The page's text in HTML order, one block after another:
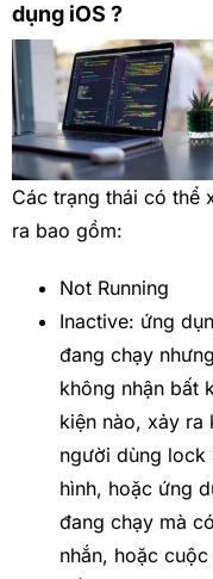
dụng iOS ?
Các trạng thái có thể
ra bao gồm:
Not Running
Inactive: ứng
đang chạy nhưng
không nhận bất
kiện nào, xảy ra
người dùng lock
hình, hoặc ứng
đang chạy mà
nhắn, hoặc